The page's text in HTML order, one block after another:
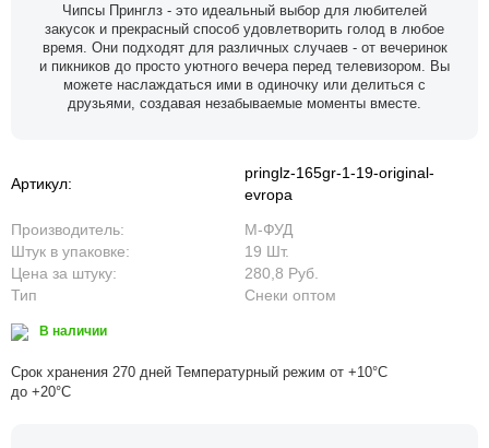
Чипсы Принглз - это идеальный выбор для любителей
закусок и прекрасный способ удовлетворить голод в любое
время. Они подходят для различных случаев - от вечеринок
и пикников до просто уютного вечера перед телевизором. Вы
можете наслаждаться ими в одиночку или делиться с
друзьями, создавая незабываемые моменты вместе.
Артикул:
pringlz-165gr-1-19-original-
evropa
Производитель:
М-ФУД
Штук в упаковке:
19 Шт.
Цена за штуку:
280,8 Руб.
Тип
Снеки оптом
В наличии
Срок хранения 270 дней Температурный режим от +10°С
до +20°С